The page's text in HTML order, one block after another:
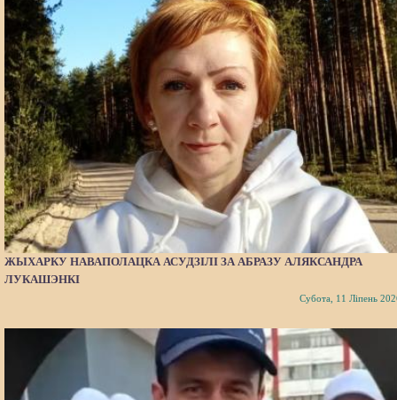
ЖЫХАРКУ НАВАПОЛАЦКА АСУДЗІЛІ ЗА АБРАЗУ АЛЯКСАНДРА
ЛУКАШЭНКІ
Субота, 11 Ліпень